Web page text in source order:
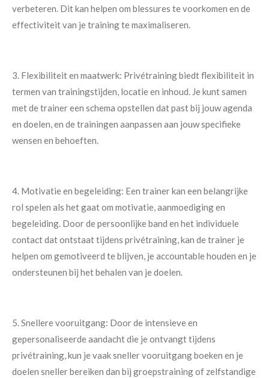
verbeteren. Dit kan helpen om blessures te voorkomen en de
effectiviteit van je training te maximaliseren.
3. Flexibiliteit en maatwerk: Privétraining biedt flexibiliteit in
termen van trainingstijden, locatie en inhoud. Je kunt samen
met de trainer een schema opstellen dat past bij jouw agenda
en doelen, en de trainingen aanpassen aan jouw specifieke
wensen en behoeften.
4. Motivatie en begeleiding: Een trainer kan een belangrijke
rol spelen als het gaat om motivatie, aanmoediging en
begeleiding. Door de persoonlijke band en het individuele
contact dat ontstaat tijdens privétraining, kan de trainer je
helpen om gemotiveerd te blijven, je accountable houden en je
ondersteunen bij het behalen van je doelen.
5. Snellere vooruitgang: Door de intensieve en
gepersonaliseerde aandacht die je ontvangt tijdens
privétraining, kun je vaak sneller vooruitgang boeken en je
doelen sneller bereiken dan bij groepstraining of zelfstandige